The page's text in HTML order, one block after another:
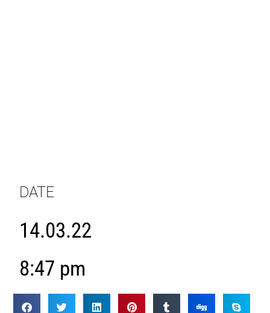
DATE
14.03.22
8:47 pm